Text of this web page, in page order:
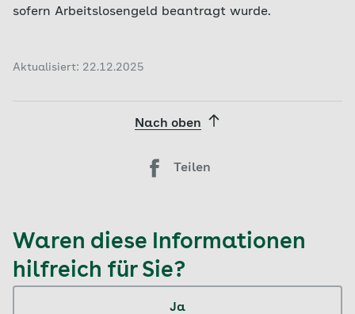
sofern Arbeitslosengeld beantragt wurde.
Aktualisiert: 22.12.2025
Nach oben
Teilen
Waren diese Informationen
hilfreich für Sie?
Ja